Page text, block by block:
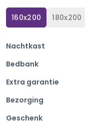
160x200 180x200
Nachtkast
Bedbank
Extra garantie
Bezorging
Geschenk